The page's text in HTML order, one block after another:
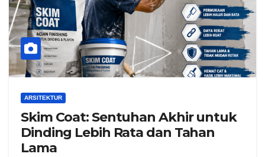
ARSITEKTUR
Skim Coat: Sentuhan Akhir untuk
Dinding Lebih Rata dan Tahan
Lama